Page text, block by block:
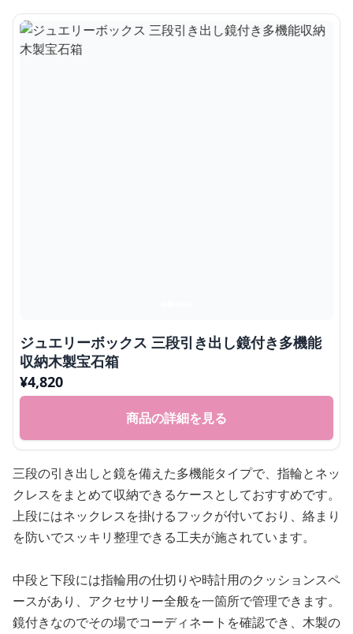
ジュエリーボックス 三段引き出し鏡付き多機能
収納木製宝石箱
¥4,820
商品の詳細を見る
三段の引き出しと鏡を備えた多機能タイプで、指輪とネッ
クレスをまとめて収納できるケースとしておすすめです。
上段にはネックレスを掛けるフックが付いており、絡まり
を防いでスッキリ整理できる工夫が施されています。
中段と下段には指輪用の仕切りや時計用のクッションスペ
ースがあり、アクセサリー全般を一箇所で管理できます。
鏡付きなのでその場でコーディネートを確認でき、木製の